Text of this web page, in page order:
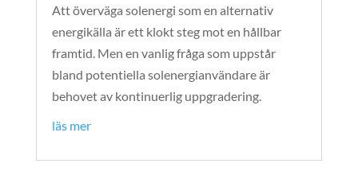
Att överväga solenergi som en alternativ
energikälla är ett klokt steg mot en hållbar
framtid. Men en vanlig fråga som uppstår
bland potentiella solenergianvändare är
behovet av kontinuerlig uppgradering.
läs mer